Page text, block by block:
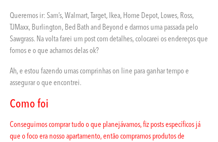
Queremos ir: Sam’s, Walmart, Target, Ikea, Home Depot, Lowes, Ross,
TJMaxx, Burlington, Bed Bath and Beyond e darmos uma passada pelo
Sawgrass. Na volta farei um post com detalhes, colocarei os endereços que
fomos e o que achamos delas ok?
Ah, e estou fazendo umas comprinhas on line para ganhar tempo e
assegurar o que encontrei.
Como foi
Conseguimos comprar tudo o que planejávamos, fiz posts específicos já
que o foco era nosso apartamento, então compramos produtos de